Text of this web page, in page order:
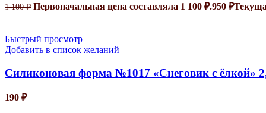
1 100₽ Первоначальная цена составляла 1 100 ₽.950 ₽
Быстрый просмотр
Добавить в список желаний
Силиконовая форма №1017 «Снеговик с ёлкой»
190 ₽